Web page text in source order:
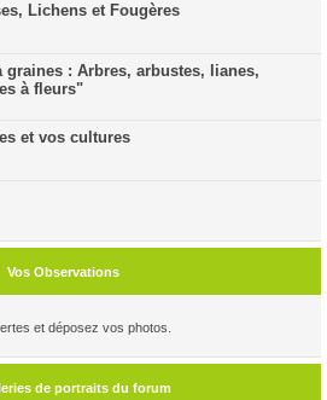
Lichens et Fougères
graines : Arbres, arbustes, lianes,
à fleurs"
et vos cultures
Vos Observations
et déposez vos photos.
de portraits du forum